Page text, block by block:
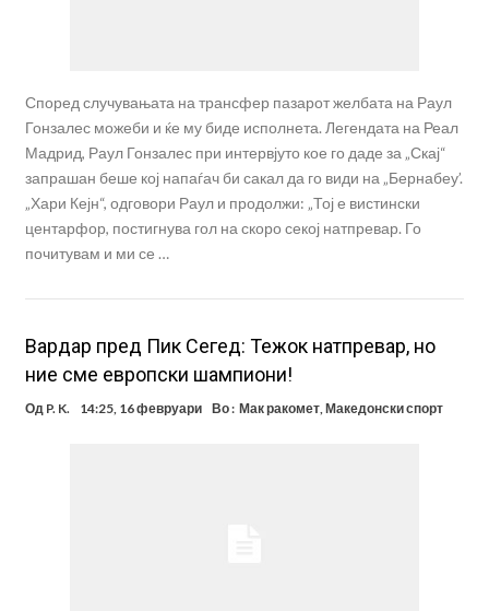
Според случувањата на трансфер пазарот желбата на Раул
Гонзалес можеби и ќе му биде исполнета. Легендата на Реал
Мадрид, Раул Гонзалес при интервјуто кое го даде за „Скај“
запрашан беше кој напаѓач би сакал да го види на „Бернабеу’.
„Хари Кејн“, одговори Раул и продолжи: „Тој е вистински
центарфор, постигнува гол на скоро секој натпревар. Го
почитувам и ми се …
Вардар пред Пик Сегед: Тежок натпревар, но
ние сме европски шампиони!
Од P. K. 14:25, 16 февруари Во : Мак ракомет, Македонски спорт